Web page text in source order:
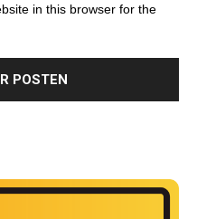
in this browser for the